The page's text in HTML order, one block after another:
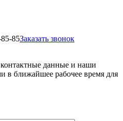
85Заказать звонок
данные и наши
в ближайшее рабочее время для